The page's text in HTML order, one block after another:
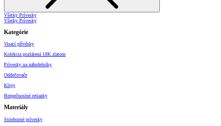
Všetky Prívesky
Všetky Prívesky
Kategórie
Visací přívěsky
Kolekcia pozlátená 18K zlatom
Prívesky na náhrdelníky
Oddeľovače
Klipy
Bezpečnostné retiazky
Materiály
Strieborné prívesky